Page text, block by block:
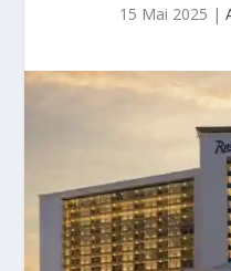
15 Mai 2025 |